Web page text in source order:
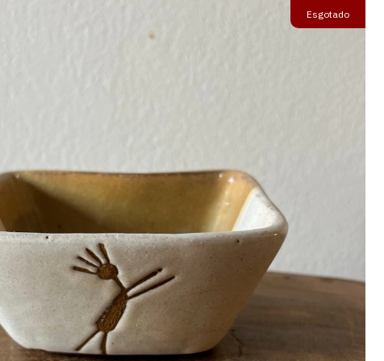
Esgotado